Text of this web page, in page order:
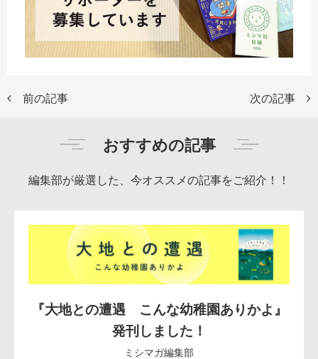
前の記事 次の記事
おすすめの記事
編集部が厳選した、今オススメの記事をご紹介！！
『大地との遭遇 こんな幼稚園ありかよ』
発刊しました！
ミシマガ編集部